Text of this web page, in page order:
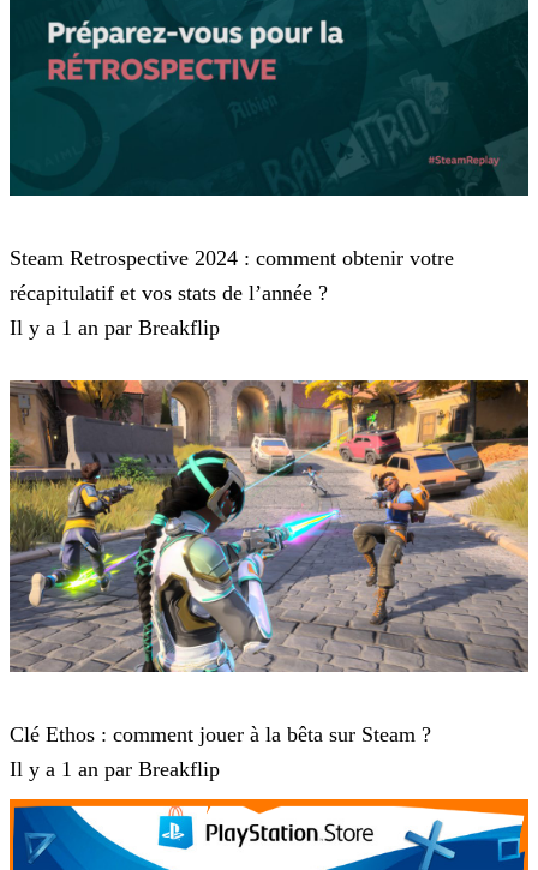
Steam Retrospective 2024 : comment obtenir votre
récapitulatif et vos stats de l’année ?
Il y a 1 an par Breakflip
Clé Ethos : comment jouer à la bêta sur Steam ?
Il y a 1 an par Breakflip